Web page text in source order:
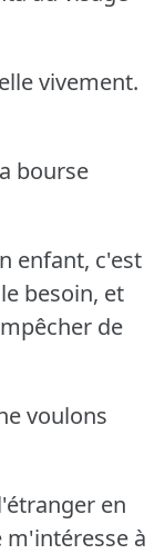
vivement.
bourse
enfant, c'est
besoin, et
de
voulons
en
m'intéresse à